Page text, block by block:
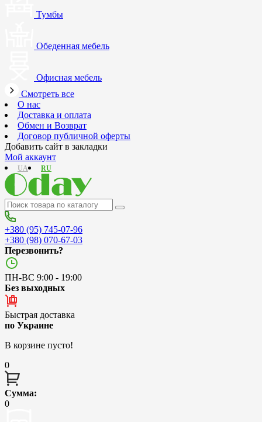
Тумбы
Обеденная мебель
Офисная мебель
Смотреть все
О нас
Доставка и оплата
Обмен и Возврат
Договор публичной оферты
Добавить сайт в закладки
Мой аккаунт
RU
UA
+380 (95) 745-07-96
+380 (98) 070-67-03
Перезвонить?
ПН-ВС 9:00 - 19:00
Без выходных
Быстрая доставка
по Украине
В корзине пусто!
0
Сумма:
0